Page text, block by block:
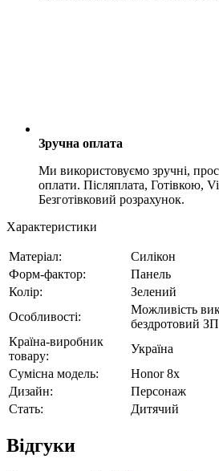
Зручна оплата
Ми використовуємо зручні,
оплати. Післяплата, Готівкою,
Безготівковий розрахунок.
Характеристики
Матеріал:
Силікон
Форм-фактор:
Панель
Колір:
Зелений
Особливості:
Можливість
бездротовий ЗП
Країна-виробник
товару:
Україна
Сумісна модель:
Honor 8x
Дизайн:
Персонаж
Стать:
Дитячий
Відгуки